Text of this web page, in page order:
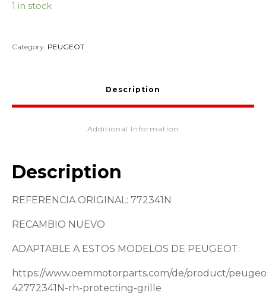
1 in stock
Category: PEUGEOT
Description
Additional Information
Description
REFERENCIA ORIGINAL: 772341N
RECAMBIO NUEVO
ADAPTABLE A ESTOS MODELOS DE PEUGEOT:
https://www.oemmotorparts.com/de/product/
42772341N-rh-protecting-grille